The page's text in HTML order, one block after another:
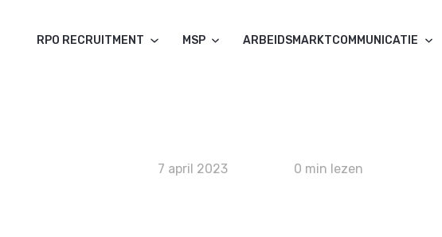
RPO RECRUITMENT MSP ARBEIDSMARKTCOMMUNICATIE
7 april 2023 0 min lezen